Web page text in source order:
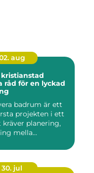
aug
råd för en lyckad
badrum är ett
projekten i ett
kräver planering,
mella...
30. jul